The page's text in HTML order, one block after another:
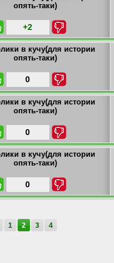
+2
0
0
0
1 2 3 4